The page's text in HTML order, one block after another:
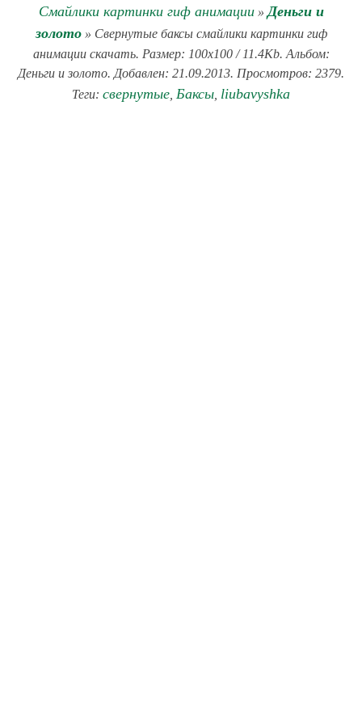
Смайлики картинки гиф анимации» Деньги и
золото» Свернутые баксы смайлики картинки гиф
анимации скачать. Размер: 100x100 / 11.4Kb. Альбом:
Деньги и золото. Добавлен: 21.09.2013. Просмотров: 2379.
Теги: свернутые Баксы liubavyshka